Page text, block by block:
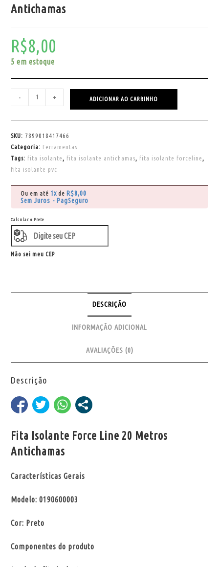
Antichamas
R$8,00
5 em estoque
- + ADICIONAR AO CARRINHO
SKU: 7899018417466
Categoria: Ferramentas
Tags: fita isolante fita isolante antichamas fita isolante forceline
fita isolante pvc
Ou em até 1x de R$8,00
Sem Juros - PagSeguro
Calcular o Frete
Não sei meu CEP
DESCRIÇÃO
INFORMAÇÃO ADICIONAL
AVALIAÇÕES (0)
Descrição
Fita Isolante Force Line 20 Metros
Antichamas
Características Gerais
Modelo: 0190600003
Cor: Preto
Componentes do produto